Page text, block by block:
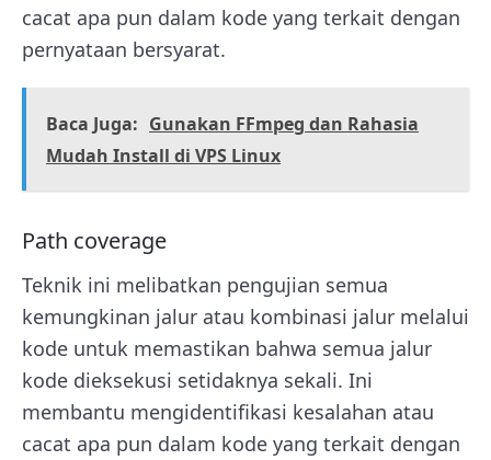
cacat apa pun dalam kode yang terkait dengan
pernyataan bersyarat.
Baca Juga: Gunakan FFmpeg dan Rahasia
Mudah Install di VPS Linux
Path coverage
Teknik ini melibatkan pengujian semua
kemungkinan jalur atau kombinasi jalur melalui
kode untuk memastikan bahwa semua jalur
kode dieksekusi setidaknya sekali. Ini
membantu mengidentifikasi kesalahan atau
cacat apa pun dalam kode yang terkait dengan